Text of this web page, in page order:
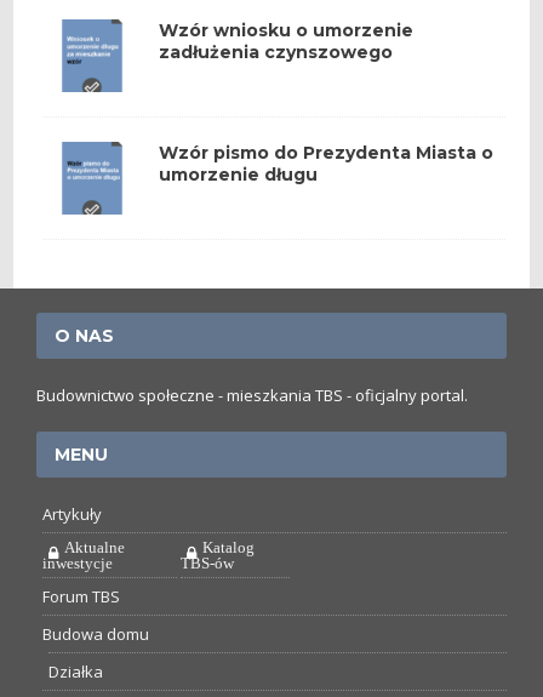
Wzór wniosku o umorzenie
zadłużenia czynszowego
Wzór pismo do Prezydenta Miasta o
umorzenie długu
O NAS
Budownictwo społeczne - mieszkania TBS - oficjalny portal.
MENU
Artykuły
Aktualne
inwestycje
Katalog
TBS-ów
Forum TBS
Budowa domu
Działka